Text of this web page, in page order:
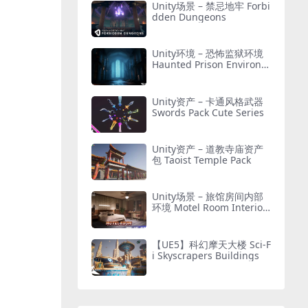
Unity场景 – 禁忌地牢 Forbi
dden Dungeons
Unity环境 – 恐怖监狱环境
Haunted Prison Environm
Unity资产 – 卡通风格武器
Swords Pack Cute Series
Unity资产 – 道教寺庙资产
包 Taoist Temple Pack
Unity场景 – 旅馆房间内部
环境 Motel Room Interior
【UE5】科幻摩天大楼 Sci-F
i Skyscrapers Buildings